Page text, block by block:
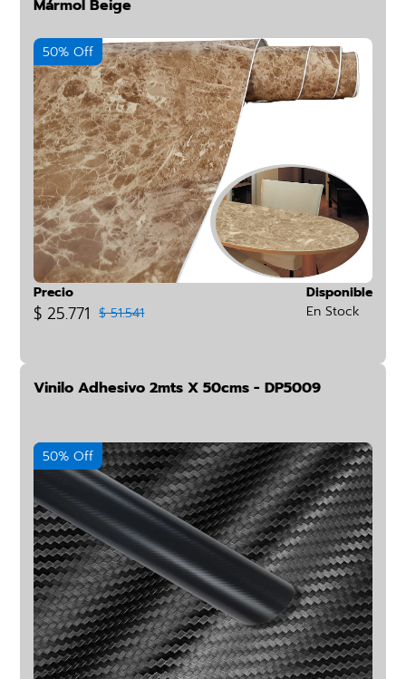
Mármol Beige
50% Off
Precio
$ 25.771 $ 51.541
Disponible
En Stock
Vinilo Adhesivo 2mts X 50cms - DP5009
50% Off